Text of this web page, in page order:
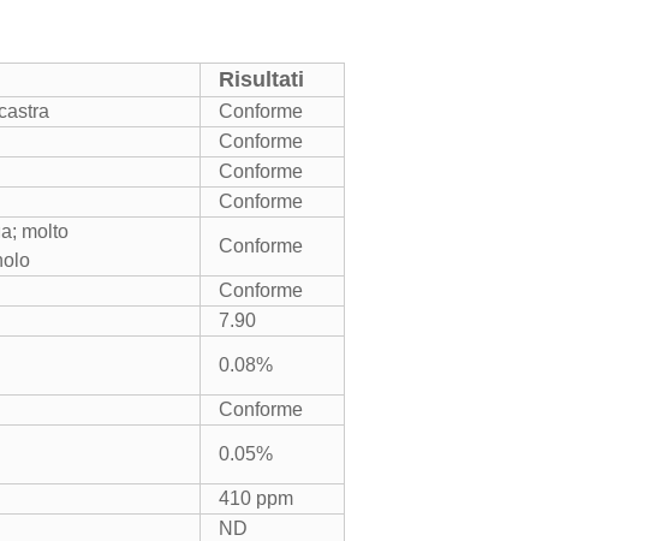
Risultati
Conforme
Conforme
Conforme
Conforme
molto
Conforme
Conforme
7.90
0.08%
Conforme
0.05%
410 ppm
ND